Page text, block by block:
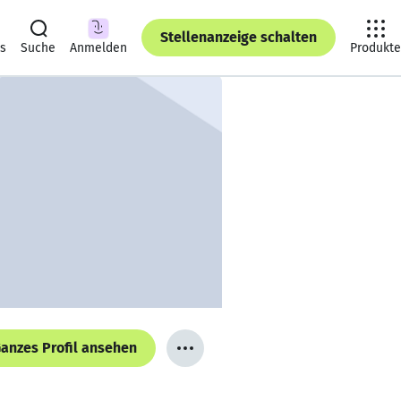
Suche Anmelden
Stellenanzeige schalten
Produkte
Profil ansehen